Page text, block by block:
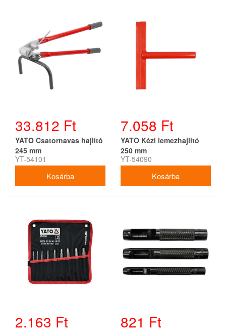
33.812 Ft
YATO Csatornavas hajlító
245 mm
YT-54101
7.058 Ft
YATO Kézi lemezhajlító
250 mm
YT-54090
2.163 Ft 821 Ft